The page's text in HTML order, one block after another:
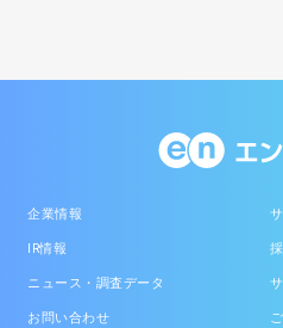
企業情報
IR情報
ニュース・調査データ
お問い合わせ